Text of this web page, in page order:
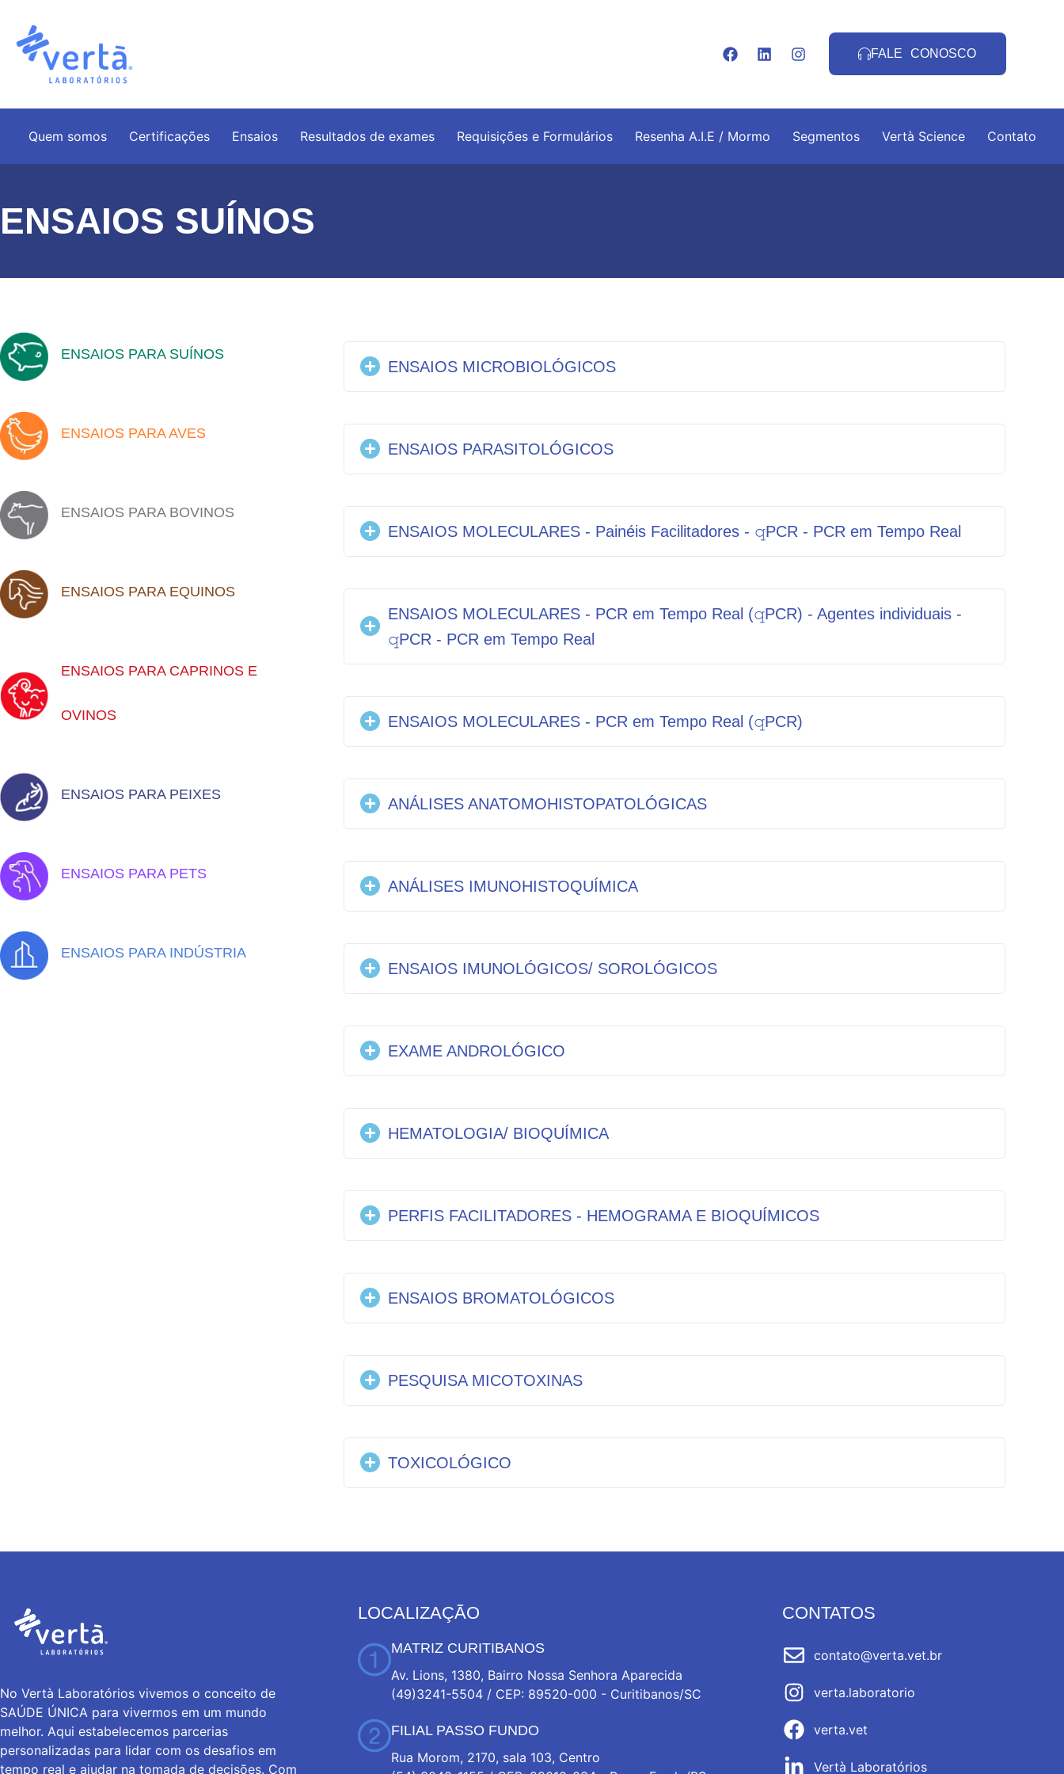
FALE CONOSCO
Quem somos Certificações Ensaios Resultados de exames Requisições e Formulários Resenha A.I.E / Mormo Segmentos Vertà Science Contato
ENSAIOS SUÍNOS
ENSAIOS PARA SUÍNOS
ENSAIOS PARA AVES
ENSAIOS PARA BOVINOS
ENSAIOS PARA EQUINOS
ENSAIOS PARA CAPRINOS E
OVINOS
ENSAIOS PARA PEIXES
ENSAIOS PARA PETS
ENSAIOS PARA INDÚSTRIA
ENSAIOS MICROBIOLÓGICOS
ENSAIOS PARASITOLÓGICOS
ENSAIOS MOLECULARES - Painéis Facilitadores - 𝚚PCR - PCR em Tempo Real
ENSAIOS MOLECULARES - PCR em Tempo Real (𝚚PCR) - Agentes individuais -
𝚚PCR - PCR em Tempo Real
ENSAIOS MOLECULARES - PCR em Tempo Real (𝚚PCR)
ANÁLISES ANATOMOHISTOPATOLÓGICAS
ANÁLISES IMUNOHISTOQUÍMICA
ENSAIOS IMUNOLÓGICOS/ SOROLÓGICOS
EXAME ANDROLÓGICO
HEMATOLOGIA/ BIOQUÍMICA
PERFIS FACILITADORES - HEMOGRAMA E BIOQUÍMICOS
ENSAIOS BROMATOLÓGICOS
PESQUISA MICOTOXINAS
TOXICOLÓGICO
No Vertà Laboratórios vivemos o conceito de
SAÚDE ÚNICA para vivermos em um mundo
melhor. Aqui estabelecemos parcerias
personalizadas para lidar com os desafios em
tempo real e ajudar na tomada de decisões. Com
LOCALIZAÇÃO
MATRIZ CURITIBANOS
Av. Lions, 1380, Bairro Nossa Senhora Aparecida
(49)3241-5504 / CEP: 89520-000 - Curitibanos/SC
FILIAL PASSO FUNDO
Rua Morom, 2170, sala 103, Centro
CONTATOS
contato@verta.vet.br
verta.laboratorio
verta.vet
Vertà Laboratórios